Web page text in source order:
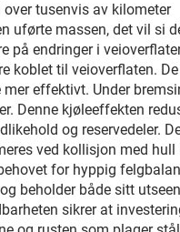
tusenvis av kilometer
uførte massen, det vil si
på endringer i
koblet til veioverflaten. De
effektivt. Under
Denne kjøleeffekten
og reservedeler.
ved kollisjon med hull
for hyppig
beholder både sitt
sikrer at